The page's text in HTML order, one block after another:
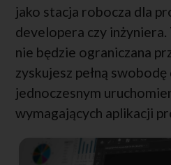
jako stacja robocza dla
developera czy
nie będzie ograniczana
zyskujesz pełną swobodę
jednoczesnym
wymagających aplikacji